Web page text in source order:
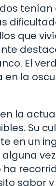
que
El
en la
la
Su
en un
sabor